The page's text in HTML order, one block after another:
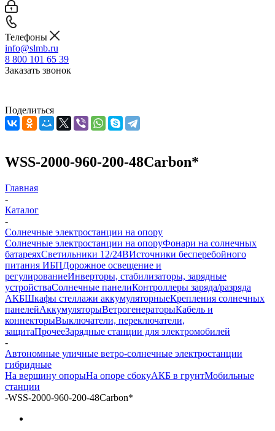
Телефоны
info@slmb.ru
8 800 101 65 39
Заказать звонок
Поделиться
WSS-2000-960-200-48Carbon*
Главная
-
Каталог
-
Солнечные электростанции на опору
Солнечные электростанции на опоруФонари на солнечных
батареяхСветильники 12/24ВИсточники бесперебойного
питания ИБПДорожное освещение и
регулированиеИнверторы, стабилизаторы, зарядные
устройстваСолнечные панелиКонтроллеры заряда/разряда
АКБШкафы стеллажи аккумуляторныеКрепления солнечных
панелейАккумуляторыВетрогенераторыКабель и
коннекторыВыключатели, переключатели,
защитаПрочееЗарядные станции для электромобилей
-
Автономные уличные ветро-солнечные электростанции
гибридные
На вершину опорыНа опоре сбокуАКБ в грунтМобильные
станции
-WSS-2000-960-200-48Carbon*